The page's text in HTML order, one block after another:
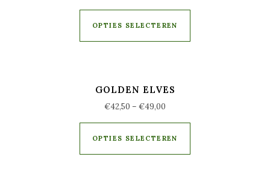
OPTIES SELECTEREN
GOLDEN ELVES
€42,50 – €49,00
OPTIES SELECTEREN